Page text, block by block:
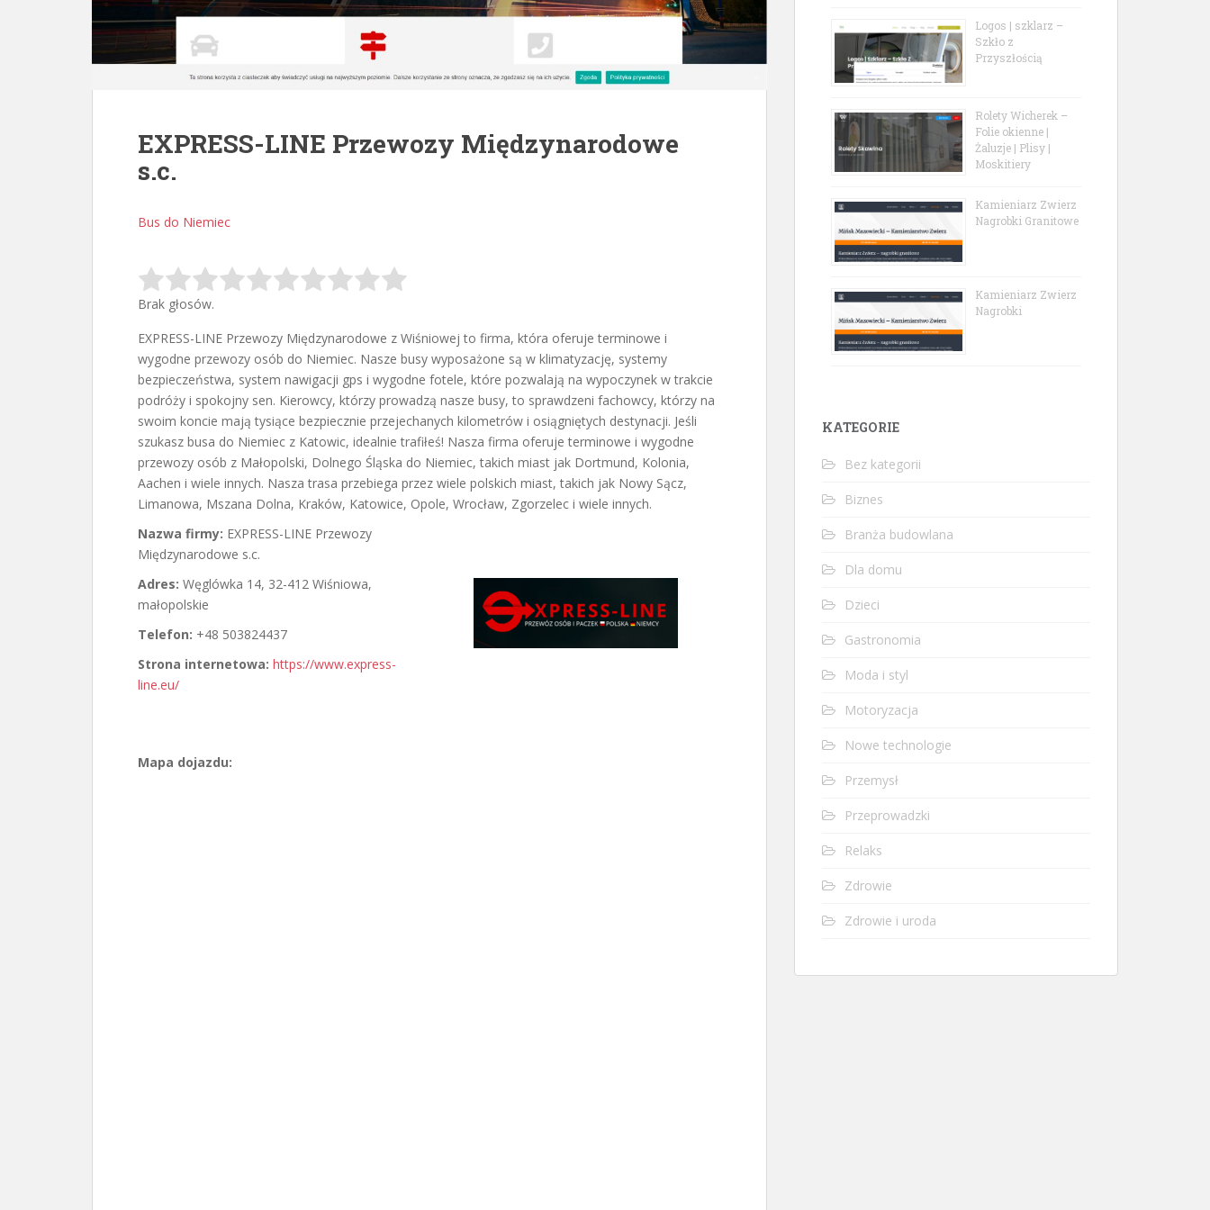
EXPRESS-LINE Przewozy Międzynarodowe
s.c.
Bus do Niemiec
Brak głosów.
EXPRESS-LINE Przewozy Międzynarodowe z Wiśniowej to firma, która oferuje terminowe i
wygodne przewozy osób do Niemiec. Nasze busy wyposażone są w klimatyzację, systemy
bezpieczeństwa, system nawigacji gps i wygodne fotele, które pozwalają na wypoczynek w trakcie
podróży i spokojny sen. Kierowcy, którzy prowadzą nasze busy, to sprawdzeni fachowcy, którzy na
swoim koncie mają tysiące bezpiecznie przejechanych kilometrów i osiągniętych destynacji. Jeśli
szukasz busa do Niemiec z Katowic, idealnie trafiłeś! Nasza firma oferuje terminowe i wygodne
przewozy osób z Małopolski, Dolnego Śląska do Niemiec, takich miast jak Dortmund, Kolonia,
Aachen i wiele innych. Nasza trasa przebiega przez wiele polskich miast, takich jak Nowy Sącz,
Limanowa, Mszana Dolna, Kraków, Katowice, Opole, Wrocław, Zgorzelec i wiele innych.
Nazwa firmy: EXPRESS-LINE Przewozy
Międzynarodowe s.c.
Adres: Węglówka 14, 32-412 Wiśniowa,
małopolskie
Telefon: +48 503824437
Strona internetowa: https://www.express-
line.eu/
Mapa dojazdu:
Logos | szklarz –
Szkło z
Przyszłością
Rolety Wicherek –
Folie okienne |
Żaluzje | Plisy |
Moskitiery
Kamieniarz Zwierz
Nagrobki Granitowe
Kamieniarz Zwierz
Nagrobki
KATEGORIE
Bez kategorii
Biznes
Branża budowlana
Dla domu
Dzieci
Gastronomia
Moda i styl
Motoryzacja
Nowe technologie
Przemysł
Przeprowadzki
Relaks
Zdrowie
Zdrowie i uroda